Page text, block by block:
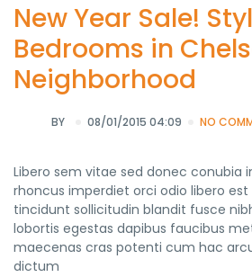
New Year Sale!
Bedrooms in
Neighborhood
BY 08/01/2015 04:09 NO
Libero sem vitae sed donec conubia
rhoncus imperdiet orci odio libero
tincidunt sollicitudin blandit fusce
lobortis egestas dapibus faucibus
maecenas cras potenti cum hac
dictum